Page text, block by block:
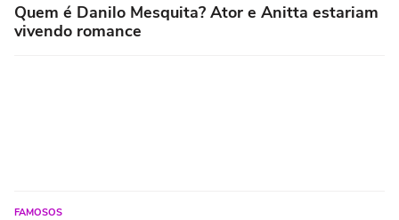
Quem é Danilo Mesquita? Ator e Anitta estariam
vivendo romance
FAMOSOS